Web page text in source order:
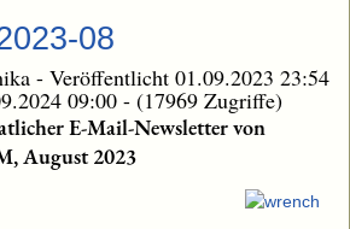
08
- Veröffentlicht 01.09.2023 23:54
09:00 - (17969 Zugriffe)
E-Mail-Newsletter von
August 2023